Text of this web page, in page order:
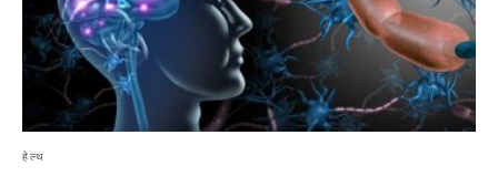
हेल्थ